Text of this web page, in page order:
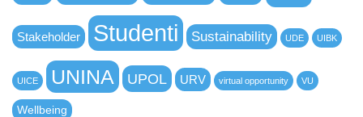
Stakeholder Studenti Sustainability UDE UIBK
UICE UNINA UPOL URV virtual opportunity VU
Wellbeing